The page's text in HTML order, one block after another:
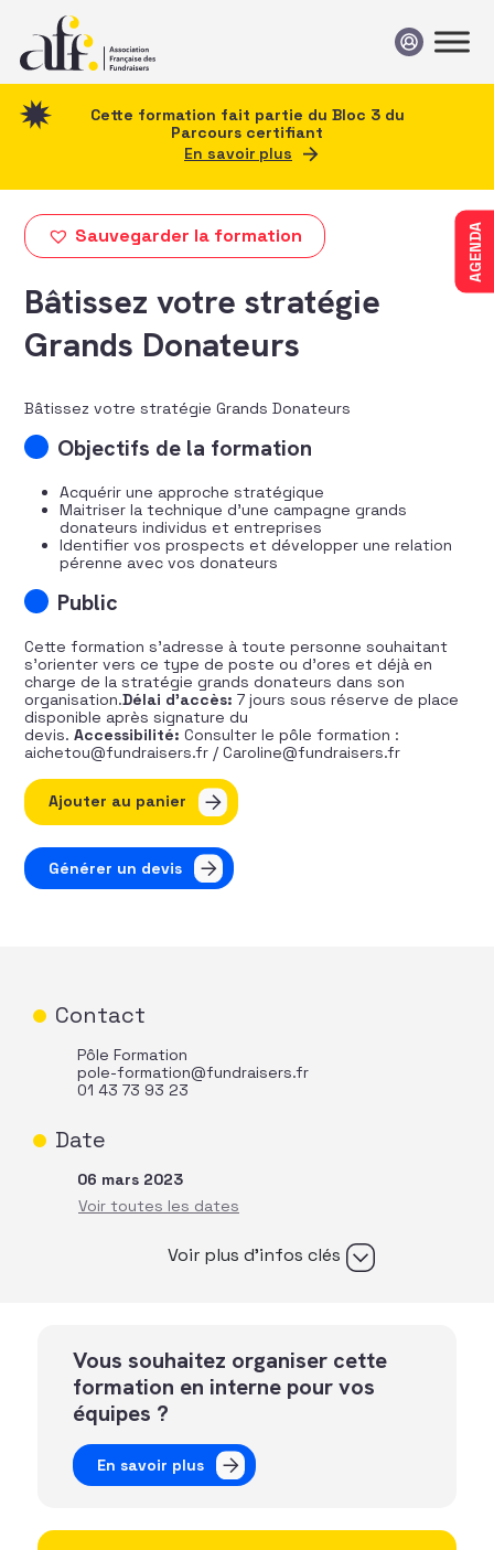
AGENDA
Cette formation fait partie du Bloc 3 du
Parcours certifiant
En savoir plus
Sauvegarder la formation
Bâtissez votre stratégie
Grands Donateurs
Bâtissez votre stratégie Grands Donateurs
Objectifs de la formation
Acquérir une approche stratégique
Maitriser la technique d’une campagne grands
donateurs individus et entreprises
Identifier vos prospects et développer une relation
pérenne avec vos donateurs
Public
Cette formation s’adresse à toute personne souhaitant
s’orienter vers ce type de poste ou d’ores et déjà en
charge de la stratégie grands donateurs dans son
organisation.Délai d’accès: 7 jours sous réserve de place
disponible après signature du
devis.Accessibilité: Consulter le pôle formation :
aichetou@fundraisers.fr / Caroline@fundraisers.fr
quantité de Bâtissez votre stratégie Grands Donateurs
Ajouter au panier
Générer un devis
Contact
Pôle Formation
pole-formation@fundraisers.fr
01 43 73 93 23
Date
06 mars 2023
Voir plus d’infos clés
Vous souhaitez organiser cette
formation en interne pour vos
équipes ?
En savoir plus